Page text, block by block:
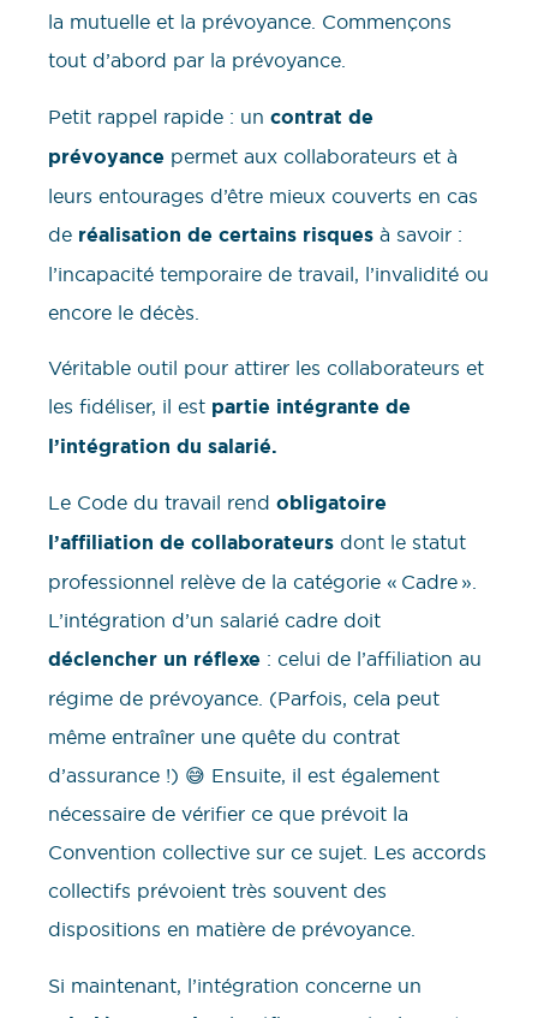
la mutuelle et la prévoyance. Commençons
tout d’abord par la prévoyance.
Petit rappel rapide : un contrat de
prévoyance permet aux collaborateurs et à
leurs entourages d’être mieux couverts en cas
de réalisation de certains risques à savoir :
l’incapacité temporaire de travail, l’invalidité ou
encore le décès.
Véritable outil pour attirer les collaborateurs et
les fidéliser, il est partie intégrante de
l’intégration du salarié.
Le Code du travail rend obligatoire
l’affiliation de collaborateurs dont le statut
professionnel relève de la catégorie « Cadre ».
L’intégration d’un salarié cadre doit
déclencher un réflexe : celui de l’affiliation au
régime de prévoyance. (Parfois, cela peut
même entraîner une quête du contrat
d’assurance !) 😅 Ensuite, il est également
nécessaire de vérifier ce que prévoit la
Convention collective sur ce sujet. Les accords
collectifs prévoient très souvent des
dispositions en matière de prévoyance.
Si maintenant, l’intégration concerne un